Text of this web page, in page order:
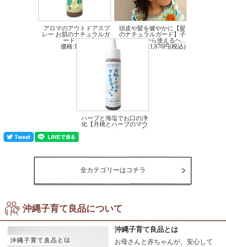
●昔ながらの手作り製法のため、気温や湿度の変化により柔らかくなる場合がござ
また、凝固剤を使用していないため、溶けやすくなっています。
柔らくなった場合でも、品質自体には問題ありませんので、コーヒーなどの飲み
●珊瑚黒糖は湿度や熱により、溶けやすい商品です。
お手元にとどきましたら、涼しい場所や冷蔵庫への保管をお願いいたします。
●開封後は溶けやすくなります。冷蔵庫もしくは冷凍庫での保管をおすすめいたし
●ひとつひとつ手作りのため、黒糖の大きさや形がまばらな場合がございます。
●原料のサトウキビにより、風味や色味が変わる事がございます。
●パッケージは予告なく変更することがございます。
アロマのアウトドアスプ
レー お肌のナチュラルガ
ード スプレー...
価格:1,650円(税込)
頭皮や髪を健やかに【髪
のナチュラルガード】子
どもから使えるヘ...
価格:1,870円(税込)
ハーブと海塩でお口の浄
化【月桃とハーブのマウ
スウォッシュ】
全カテゴリーはコチラ
沖縄子育て良品について
沖縄子育て良品とは
お母さんと赤ちゃんが、安心して